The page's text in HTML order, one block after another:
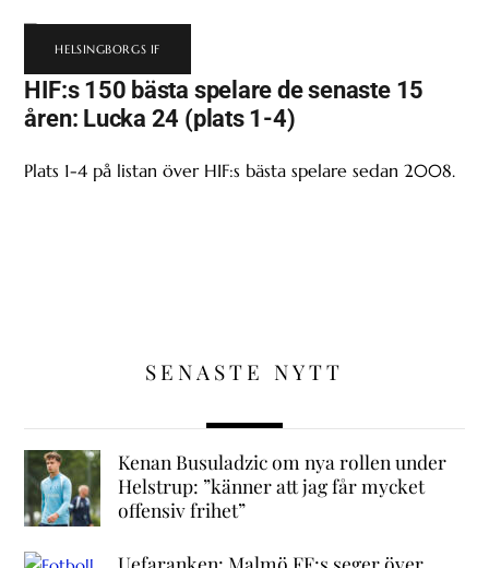
HELSINGBORGS IF
HIF:s 150 bästa spelare de senaste 15
åren: Lucka 24 (plats 1-4)
Plats 1-4 på listan över HIF:s bästa spelare sedan 2008.
SENASTE NYTT
Kenan Busuladzic om nya rollen under
Helstrup: ”känner att jag får mycket
offensiv frihet”
Uefaranken: Malmö FF:s seger över